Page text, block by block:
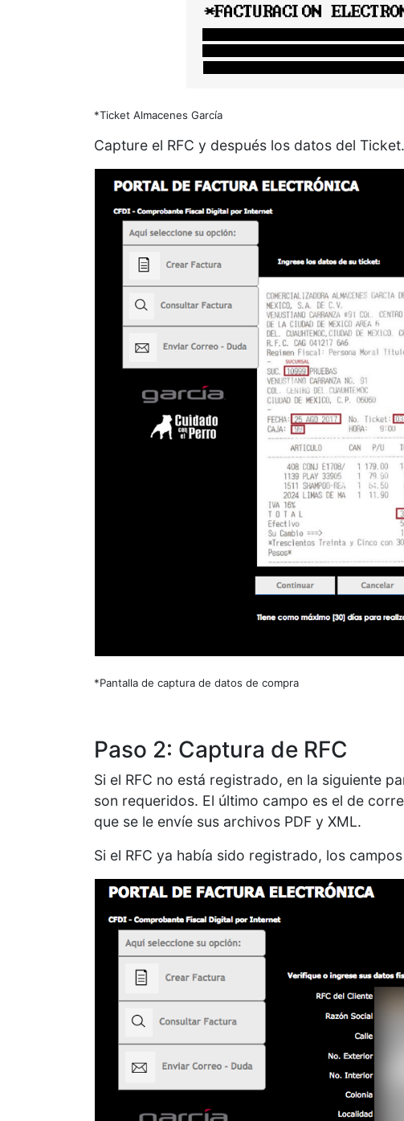
*Ticket Almacenes García
Capture el RFC y después los datos del Ticket.
*Pantalla de captura de datos de compra
Paso 2: Captura de RFC
Si el RFC no está registrado, en la siguiente
son requeridos. El último campo es el de
que se le envíe sus archivos PDF y XML.
Si el RFC ya había sido registrado, los